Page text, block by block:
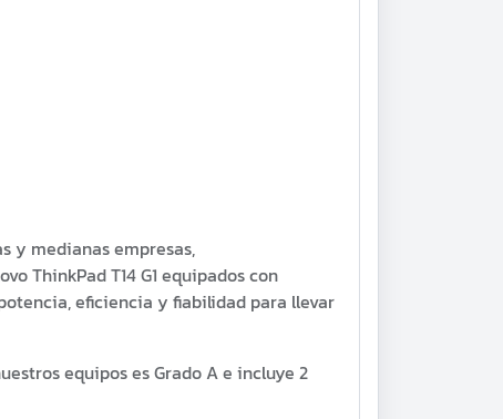
y medianas empresas,
ThinkPad T14 G1 equipados con
eficiencia y fiabilidad para llevar
equipos es Grado A e incluye 2